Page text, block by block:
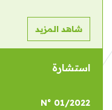
شاهد المزيد
استشارة
N° 01/2022